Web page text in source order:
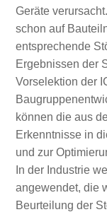
Geräte
schon auf
entsprechende
Ergebnissen der
Vorselektion der
können die aus
Erkenntnisse in
und zur
In der Industrie
angewendet, die
Beurteilung der